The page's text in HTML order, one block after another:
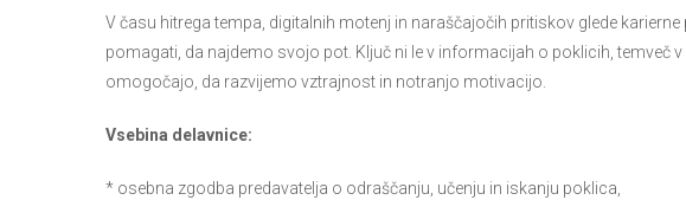
V času hitrega tempa, digitalnih motenj in naraščajočih pritiskov glede
pomagati, da najdemo svojo pot. Ključ ni le v informacijah o poklicih, temveč
omogočajo, da razvijemo vztrajnost in notranjo motivacijo.
Vsebina delavnice:
* osebna zgodba predavatelja o odraščanju, učenju in iskanju poklica,